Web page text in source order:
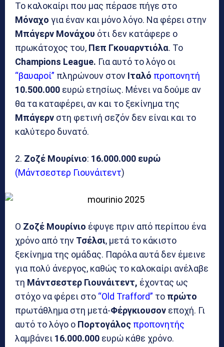
Το καλοκαίρι που μας πέρασε πήγε στο
Μόναχο για έναν και μόνο λόγο. Να φέρει στην
Μπάγερν Μονάχου ότι δεν κατάφερε ο
πρωκάτοχος του, Πεπ Γκουαρντιόλα. Το
Champions League. Για αυτό το λόγο οι
“βαυαροί” πληρώνουν στον Ιταλό προπονητή
10.500.000 ευρώ ετησίως. Μένει να δούμε αν
θα τα καταφέρει, αν και το ξεκίνημα της
Μπάγερν στη φετινή σεζόν δεν είναι και το
καλύτερο δυνατό.
2. Ζοζέ Μουρίνιο: 16.000.000 ευρώ
(Μάντσεστερ Γιουνάιτεντ)
Ο Ζοζέ Μουρίνιο έφυγε πριν από περίπου ένα
χρόνο από την Τσέλσι, μετά το κάκιστο
ξεκίνημα της ομάδας. Παρόλα αυτά δεν έμεινε
για πολύ άνεργος, καθώς το καλοκαίρι ανέλαβε
τη Μάντσεστερ Γιουνάιτεντ, έχοντας ως
στόχο να φέρει στο “Old Trafford” το πρώτο
πρωτάθλημα στη μετά-Φέργκιουσον εποχή. Γι
αυτό το λόγο ο Πορτογάλος προπονητής
λαμβάνει 16.000.000 ευρώ κάθε χρόνο.